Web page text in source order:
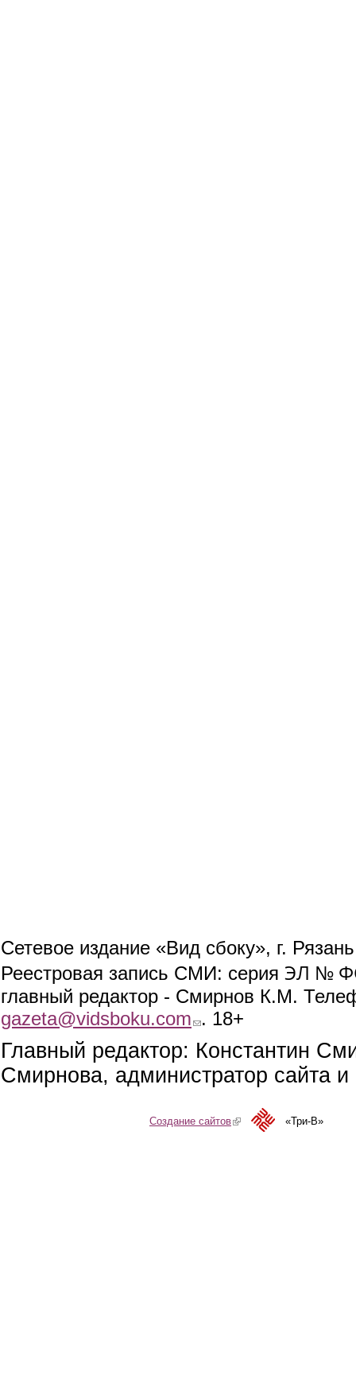
Сетевое издание «Вид сбоку», г.
Реестровая запись СМИ: серия ЭЛ №
главный редактор - Смирнов К.М.
gazeta@vidsboku.com (link sends e-mail)
. 18+
Главный редактор: Константин
Смирнова, администратор сайта
Создание сайтов(link is external)«Три-В»